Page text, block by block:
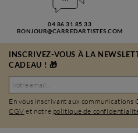
04 86 31 85 33
BONJOUR@CARREDARTISTES.COM
INSCRIVEZ-VOUS À LA
CADEAU ! 🎁
En vous inscrivant aux communications
CGV et notre politique de